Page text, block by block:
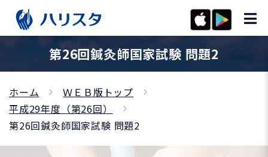
第26回鍼灸師国家試験 問題2
ホーム
ＷＥＢ版トップ
平成29年度（第26回）
第26回鍼灸師国家試験 問題2